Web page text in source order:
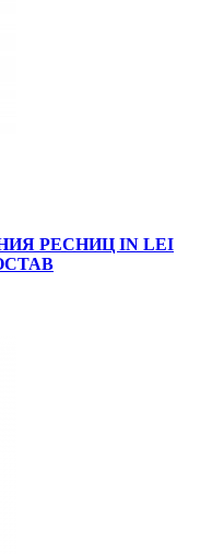
РЕСНИЦ IN LEI